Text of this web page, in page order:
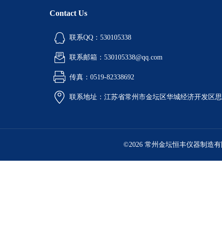
Contact Us
联系QQ：530105338
联系邮箱：530105338@qq.com
传真：0519-82338692
联系地址：江苏省常州市金坛区华城经济开发区
©2026 常州金坛恒丰仪器制造